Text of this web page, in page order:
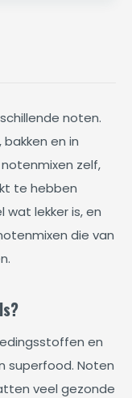
noten.
en in
zelf,
te hebben
lekker is, en
die van
en
superfood. Noten
veel gezonde